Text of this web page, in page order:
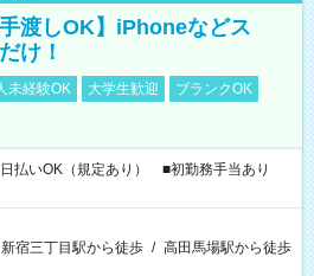
渡しOK】iPhoneなどス
け！
未経験OK 大学生歓迎
ブランクOK
払いOK（規定あり） ■初勤務手当あり
新宿三丁目駅から徒歩 / 高田馬場駅から徒歩